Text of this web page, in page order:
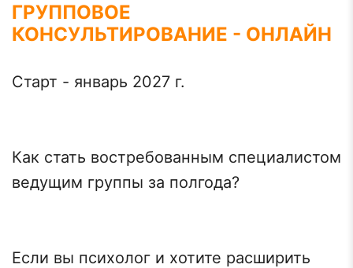
ГРУППОВОЕ
КОНСУЛЬТИРОВАНИЕ - ОНЛАЙН
Старт - январь 2027 г.
Как стать востребованным специалистом
ведущим группы за полгода?
Если вы психолог и хотите расширить